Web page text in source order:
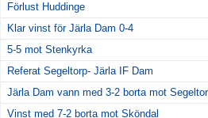
Förlust Huddinge
Klar vinst för Järla Dam 0-4
5-5 mot Stenkyrka
Referat Segeltorp- Järla IF Dam
Järla Dam vann med 3-2 borta mot
Vinst med 7-2 borta mot Sköndal